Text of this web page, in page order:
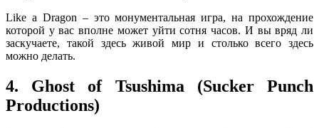
Like a Dragon – это монументальная игра, на прохождение
которой у вас вполне может уйти сотня часов. И вы вряд ли
заскучаете, такой здесь живой мир и столько всего здесь
можно делать.
4. Ghost of Tsushima (Sucker Punch
Productions)